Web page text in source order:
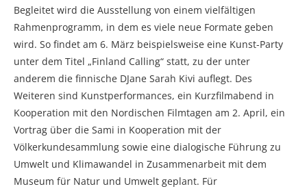
Begleitet wird die Ausstellung von einem vielfältigen
Rahmenprogramm, in dem es viele neue Formate geben
wird. So findet am 6. März beispielsweise eine Kunst-Party
unter dem Titel „Finland Calling“ statt, zu der unter
anderem die finnische DJane Sarah Kivi auflegt. Des
Weiteren sind Kunstperformances, ein Kurzfilmabend in
Kooperation mit den Nordischen Filmtagen am 2. April, ein
Vortrag über die Sami in Kooperation mit der
Völkerkundesammlung sowie eine dialogische Führung zu
Umwelt und Klimawandel in Zusammenarbeit mit dem
Museum für Natur und Umwelt geplant. Für